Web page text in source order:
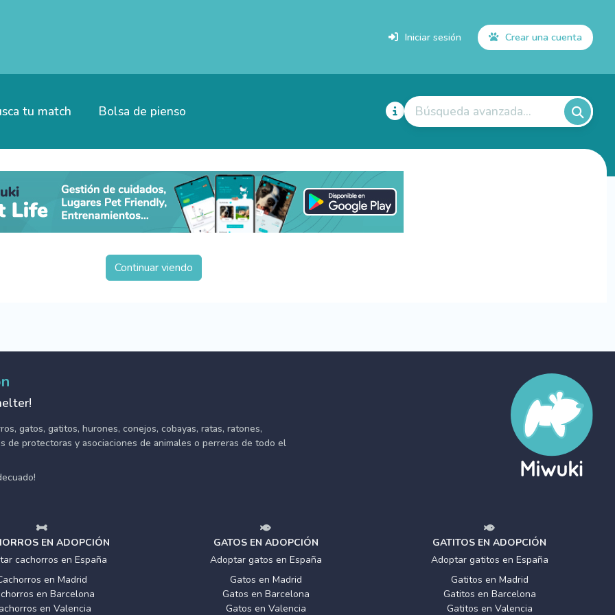
Iniciar sesión Crear una cuenta
tu match Bolsa de pienso Búsqueda avanzada...
Continuar viendo
gatos, gatitos, hurones, conejos, cobayas, ratas, ratones,
de protectoras y asociaciones de animales o perreras de todo el
EN ADOPCIÓN
cachorros en España
en Madrid
en Barcelona
en Valencia
GATOS EN ADOPCIÓN
Adoptar gatos en España
Gatos en Madrid
Gatos en Barcelona
Gatos en Valencia
GATITOS EN ADOPCIÓN
Adoptar gatitos en España
Gatitos en Madrid
Gatitos en Barcelona
Gatitos en Valencia